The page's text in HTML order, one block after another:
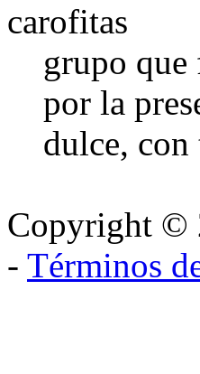
carofitas
grupo que
por la
dulce,
Copyright ©
- Términos